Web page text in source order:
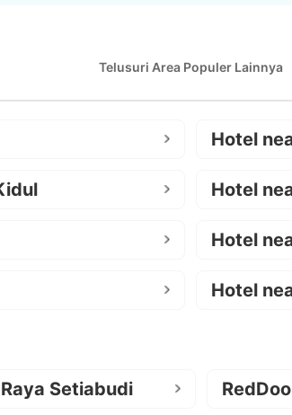
Telusuri Area Populer Lainnya
Hotel
Hotel
Hotel
Hotel
Setiabudi